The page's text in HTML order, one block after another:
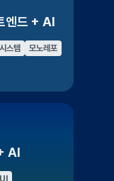
엔드 + AI
스템 모노레포
AI